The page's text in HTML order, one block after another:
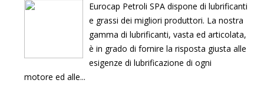
Eurocap Petroli SPA dispone di lubrificanti
e grassi dei migliori produttori. La nostra
gamma di lubrificanti, vasta ed articolata,
è in grado di fornire la risposta giusta alle
esigenze di lubrificazione di ogni
motore ed alle...